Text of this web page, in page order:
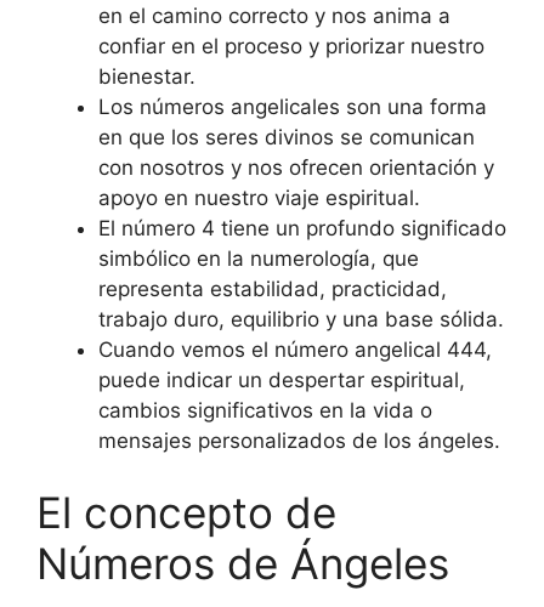
en el camino correcto y nos anima a
confiar en el proceso y priorizar nuestro
bienestar.
Los números angelicales son una forma
en que los seres divinos se comunican
con nosotros y nos ofrecen orientación y
apoyo en nuestro viaje espiritual.
El número 4 tiene un profundo significado
simbólico en la numerología, que
representa estabilidad, practicidad,
trabajo duro, equilibrio y una base sólida.
Cuando vemos el número angelical 444,
puede indicar un despertar espiritual,
cambios significativos en la vida o
mensajes personalizados de los ángeles.
El concepto de
Números de Ángeles